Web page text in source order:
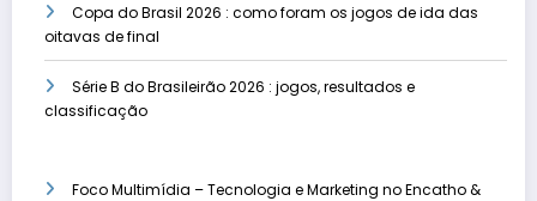
Copa do Brasil 2026 : como foram os jogos de ida das
oitavas de final
Série B do Brasileirão 2026 : jogos, resultados e
classificação
Foco Multimídia – Tecnologia e Marketing no Encatho &